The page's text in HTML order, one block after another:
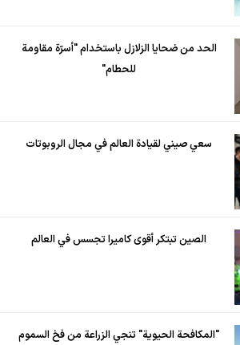
الحد من ضحايا الزلازل باستخدام "أسرّة مقاومة
للحطام"
سعي صيني لقيادة العالم في مجال الروبوتات
الصين تبتكر أقوى كاميرا تجسس في العالم
"المكافحة الحيوية" تنجي الزراعة من فخ السموم